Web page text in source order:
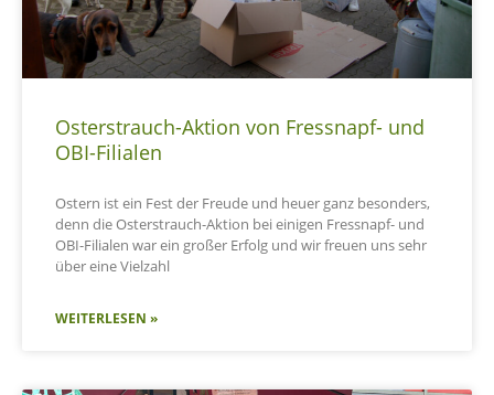
Osterstrauch-Aktion von Fressnapf- und
OBI-Filialen
Ostern ist ein Fest der Freude und heuer ganz besonders,
denn die Osterstrauch-Aktion bei einigen Fressnapf- und
OBI-Filialen war ein großer Erfolg und wir freuen uns sehr
über eine Vielzahl
WEITERLESEN »